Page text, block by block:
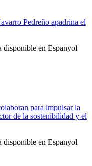
Pedreño apadrina el
disponible en Espanyol
para impulsar la
de la sostenibilidad y el
disponible en Espanyol